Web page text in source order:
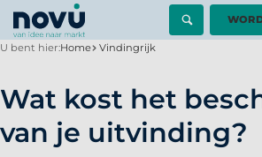
U bent hier:Home Vindingrijk
Wat kost het
van je uitvinding?